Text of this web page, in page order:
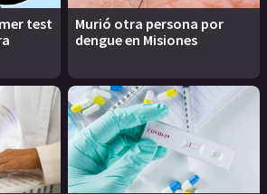
test
Murió otra persona por
dengue en Misiones